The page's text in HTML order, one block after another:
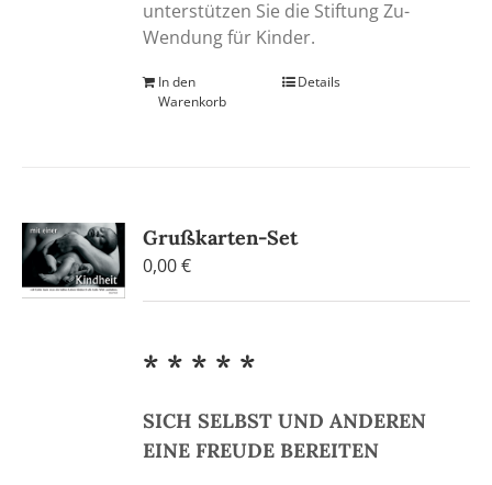
unterstützen Sie die Stiftung Zu-
Wendung für Kinder.
In den
Warenkorb
Details
Grußkarten-Set
0,00€
* * * * *
SICH SELBST UND ANDEREN
EINE FREUDE BEREITEN